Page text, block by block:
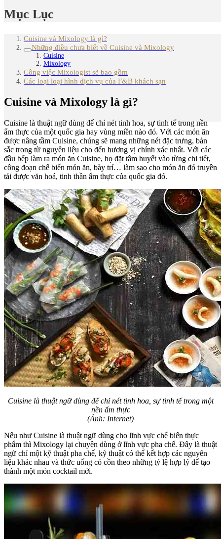
Mục Lục
Cuisine và Mixology là gì?
Những điều chưa biết về Cuisine và Mixology
Cuisine
Mixology
Công việc Mixologist sẽ bao gồm
Các loại loại hình dịch vụ của F&B khách sạn
Cuisine và Mixology là gì?
Cuisine là thuật ngữ dùng để chỉ nét tinh hoa, sự tinh tế trong nền
ẩm thực của một quốc gia hay vùng miền nào đó. Với các món ăn
được nâng tầm Cuisine, chúng sẽ mang những nét đặc trưng, bản
sắc trong từ nguyên liệu cho đến hương vị chính xác nhất. Với các
đầu bếp làm ra món ăn Cuisine, họ đặt tâm huyết vào từng chi tiết,
công đoạn chế biến món ăn, bày trí… làm sao cho món ăn đó truyền
tải được văn hoá, tinh thần ẩm thực của quốc gia đó.
Cuisine là thuật ngữ dùng để chỉ nét tinh hoa, sự tinh tế trong một
nền ẩm thực
(Ảnh: Internet)
Nếu như Cuisine là thuật ngữ dùng cho lĩnh vực chế biến thực
phẩm thì Mixology lại chuyên dùng ở lĩnh vực pha chế. Đây là thuật
ngữ chỉ một kỹ thuật pha chế, kỹ thuật có thể kết hợp các nguyên
liệu khác nhau và thức uống có cồn theo những tỷ lệ hợp lý để tạo
thành một món cocktail mới.